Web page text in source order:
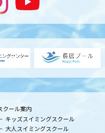
クール案内
キッズスイミングスクール
大人スイミングスクール